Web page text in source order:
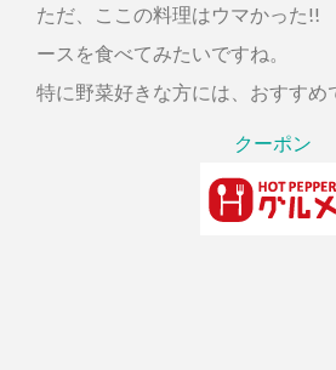
ただ、ここの料理はウマかった!!
ースを食べてみたいですね。
特に野菜好きな方には、おすすめ
クーポン